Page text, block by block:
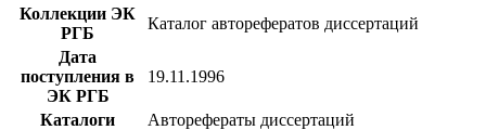
Коллекции ЭК
РГБ
Каталог авторефератов диссертаций
Дата
поступления в
ЭК РГБ
19.11.1996
Каталоги
Авторефераты диссертаций